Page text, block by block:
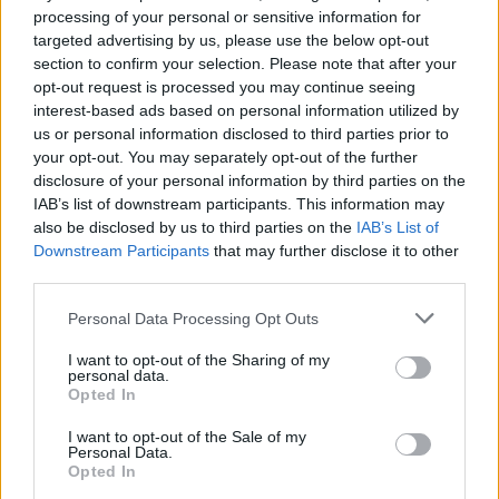
processing of your personal or sensitive information for
targeted advertising by us, please use the below opt-out
section to confirm your selection. Please note that after your
opt-out request is processed you may continue seeing
interest-based ads based on personal information utilized by
us or personal information disclosed to third parties prior to
your opt-out. You may separately opt-out of the further
disclosure of your personal information by third parties on the
IAB’s list of downstream participants. This information may
also be disclosed by us to third parties on the IAB’s List of
Downstream Participants that may further disclose it to other
Personal Data Processing Opt Outs
I want to opt-out of the Sharing of my
personal data.
Opted In
I want to opt-out of the Sale of my
Personal Data.
Opted In
περιoρίζεται σε πέντε (5), αν τo Κόμμα με τo
οποία επιλέχθηκαν και στα οποία εξακολουθούν
να ανήκουνέλαβε μέρος στις εθνικές εκλογές από
τις οποίες πρoήλθε η Βουλή, με συνδυασμούς στα
δύο τρίτα (2/3) τουλάχιστον των εκλογικών
περιφερειών της χώρας και συγκέντρωσε ποσοστό
τουλάχιστον τρία τοις εκατό (3%)τoυ συνολικού
αριθμού των έγκυρων ψήφων ολόκληρης της
επικράτειας .
Με άλλα λόγια η παραίτησηΧαρίτσηαπό την
ηγεσία τηςΝΕΑΡμπορεί να δρομολογήσει και τη
διάλυση της ΚΟ του κόμματος, καθώς οι
πληροφορίες φέρουν 9 από τους 12 βουλευτές να
σχηματισμού νέου φορέα από τον
Τσίπραεν ευθέτω χρόνω και εάν και εφόσον